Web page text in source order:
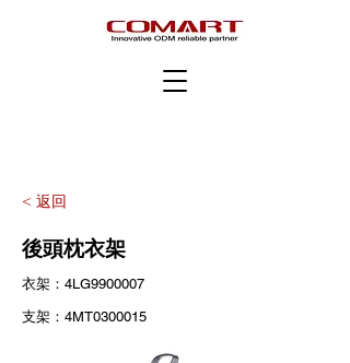
< 返回
後頭枕衣架
衣架：4LG9900007
支架：4MT0300015